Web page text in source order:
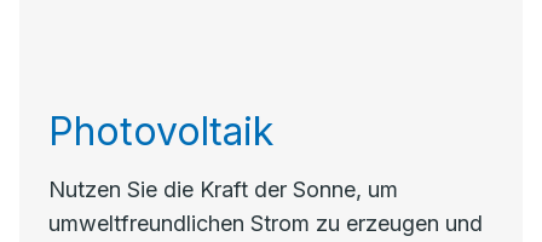
Photovoltaik
Nutzen Sie die Kraft der Sonne, um
umweltfreundlichen Strom zu erzeugen und